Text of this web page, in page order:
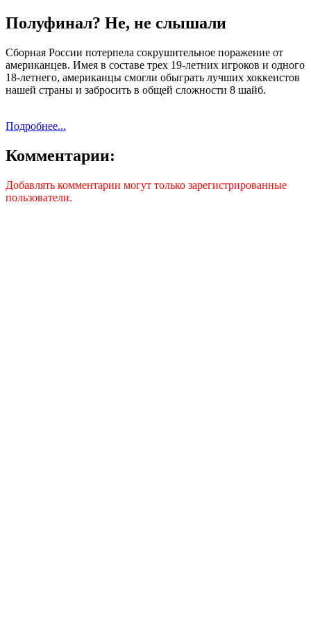
Полуфинал? Не, не слышали
Сборная России потерпела сокрушительное поражение от
американцев. Имея в составе трех 19-летних игроков и одного
18-летнего, американцы смогли обыграть лучших хоккеистов
нашей страны и забросить в общей сложности 8 шайб.
Подробнее...
Комментарии:
Добавлять комментарии могут только зарегистрированные
пользователи.